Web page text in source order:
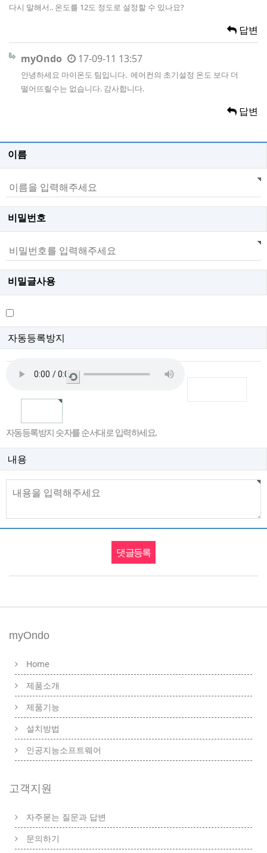
다시 말해서.. 온도를 12도 정도로 설정할 수 있나요?
답변
myOndo 17-09-11 13:57
안녕하세요 마이온도 팀입니다. 에어컨의 초기설정 온도 보다 더
떨어뜨릴수는 없습니다. 감사합니다.
답변
이름
비밀번호
비밀글사용
자동등록방지
새
자동등록방지 숫자를 순서대로 입력하세요.
내용
myOndo
Home
제품소개
제품기능
설치방법
인공지능소프트웨어
고객지원
자주묻는 질문과 답변
문의하기